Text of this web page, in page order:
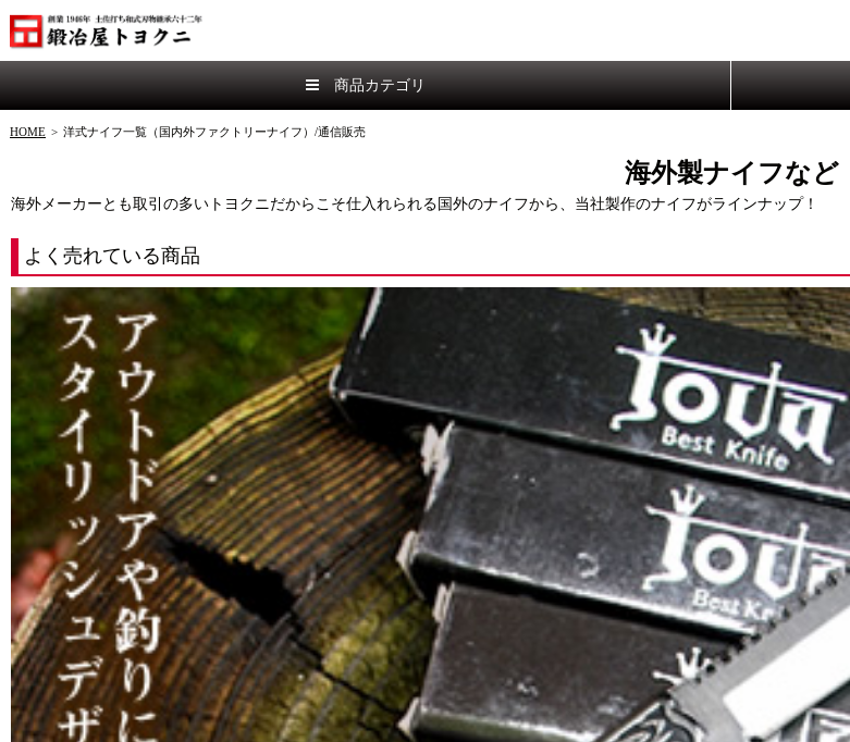
商品カテゴリ
HOME > 洋式ナイフ一覧（国内外ファクトリーナイフ）/通信販売
海外製ナイフなど
海外メーカーとも取引の多いトヨクニだからこそ仕入れられる国外のナイフから、当社製作のナイフがラインナップ！
よく売れている商品